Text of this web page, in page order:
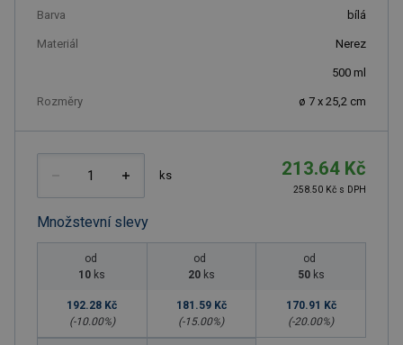
Barva bílá
Materiál Nerez
500 ml
Rozměry ø 7 x 25,2 cm
ks 213.64 Kč
258.50 Kč s DPH
Množstevní slevy
od
10 ks
192.28 Kč
(-10.00%)
od
20 ks
181.59 Kč
(-15.00%)
od
50 ks
170.91 Kč
(-20.00%)